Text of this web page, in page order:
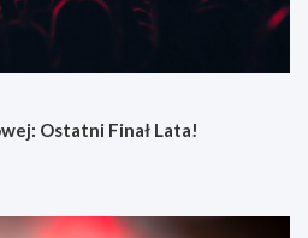
Ostatni Finał Lata!